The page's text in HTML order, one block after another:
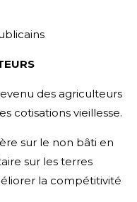
des agriculteurs
cotisations vieillesse.
sur le non bâti en
sur les terres
la compétitivité